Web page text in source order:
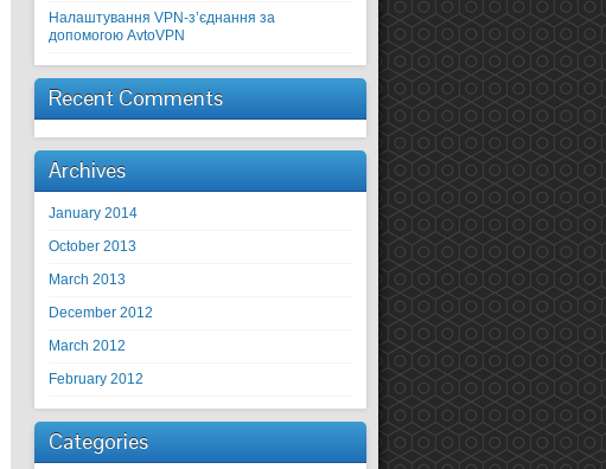
Налаштування VPN-з’єднання за
допомогою AvtoVPN
Recent Comments
Archives
January 2014
October 2013
March 2013
December 2012
March 2012
February 2012
Categories